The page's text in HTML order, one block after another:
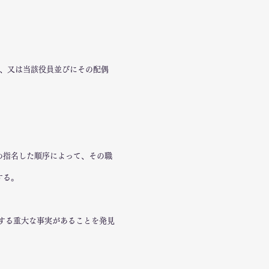
又は当該役員並びにその配偶
名した順序によって、その職
。
る重大な事実があることを発見